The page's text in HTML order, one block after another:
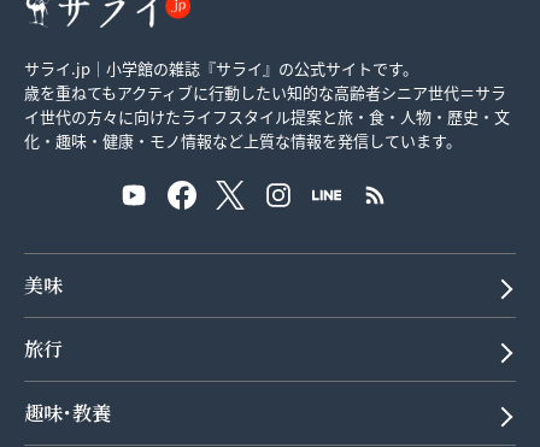
サライ.jp｜小学館の雑誌『サライ』の公式サイトです。
歳を重ねてもアクティブに行動したい知的な高齢者シニア世代＝サラ
イ世代の方々に向けたライフスタイル提案と旅・食・人物・歴史・文
化・趣味・健康・モノ情報など上質な情報を発信しています。
美味
旅行
趣味･教養